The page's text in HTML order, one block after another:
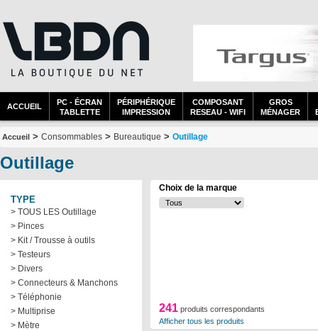
ACCUEIL
PC - ÉCRAN
TABLETTE
PÉRIPHÉRIQUE
IMPRESSION
COMPOSANT
RESEAU - WIFI
GROS
MÉNAGER
Accueil > Consommables > Bureautique > Outillage
Outillage
TYPE
> TOUS LES Outillage
> Pinces
> Kit / Trousse à outils
> Testeurs
> Divers
> Connecteurs & Manchons
> Téléphonie
> Multiprise
> Mètre
Choix de la marque
241 produits correspondants
Afficher tous les produits